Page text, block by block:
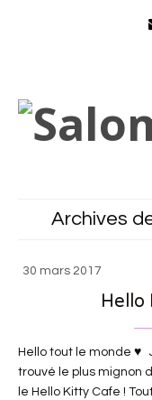
Archives
30 mars 2017
Hello
Hello tout le monde ♥
trouvé le plus mignon
le Hello Kitty Cafe !